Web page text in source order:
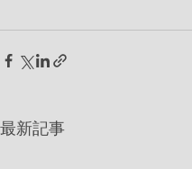
最新記事